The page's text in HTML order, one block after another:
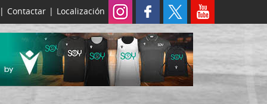
| Contactar | Localización